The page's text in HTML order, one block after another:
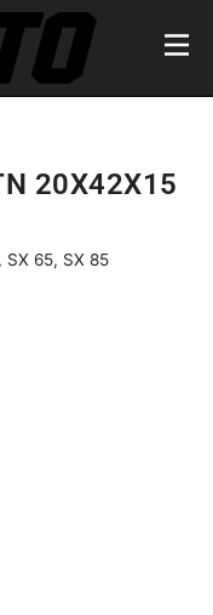
20X42X15
, SX 65, SX 85